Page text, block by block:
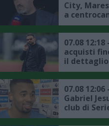
City,
a
Fernandez
07.08
acquisti
il dettaglio
07.08
Gabriel
club di